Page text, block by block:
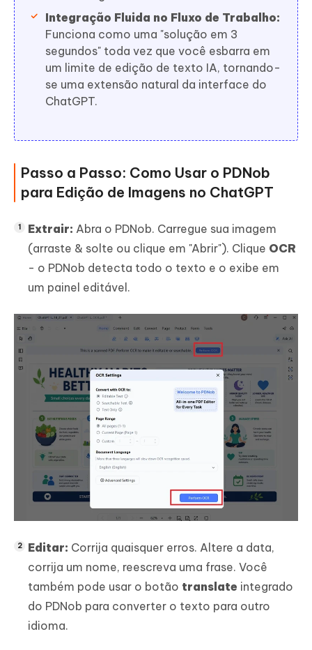
Integração Fluida no Fluxo de Trabalho:
Funciona como uma "solução em 3
segundos" toda vez que você esbarra em
um limite de edição de texto IA, tornando-
se uma extensão natural da interface do
ChatGPT.
Passo a Passo: Como Usar o PDNob
para Edição de Imagens no ChatGPT
Extrair: Abra o PDNob. Carregue sua imagem
(arraste & solte ou clique em "Abrir"). Clique OCR
- o PDNob detecta todo o texto e o exibe em
um painel editável.
Editar: Corrija quaisquer erros. Altere a data,
corrija um nome, reescreva uma frase. Você
também pode usar o botão translate integrado
do PDNob para converter o texto para outro
idioma.